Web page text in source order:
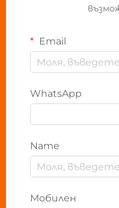
Email
WhatsApp
Name
Мобилен